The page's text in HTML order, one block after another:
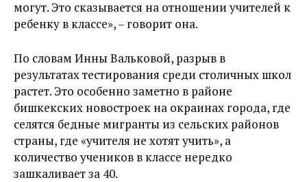
могут. Это сказывается на отношении учителей к
ребенку в классе», – говорит она.
По словам Инны Вальковой, разрыв в
результатах тестирования среди столичных школ
растет. Это особенно заметно в районе
бишкекских новостроек на окраинах города, где
селятся бедные мигранты из сельских районов
страны, где «учителя не хотят учить», а
количество учеников в классе нередко
зашкаливает за 40.